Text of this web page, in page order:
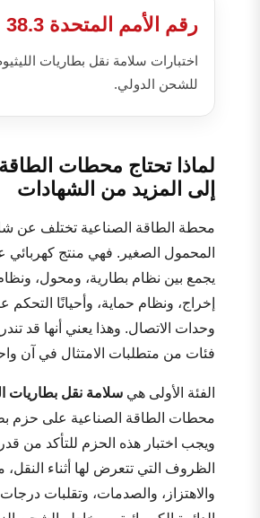
رقم الأمم المتحدة 38.3
اختبارات سلامة نقل بطاريات
للشحن الدولي.
لماذا تحتاج محطات
إلى المزيد من الشهادات
محطة الطاقة الصناعية تختلف عن
المحمول الصغير. فهي منتج كهربائي
يجمع بين نظام بطارية، ومحول،
إخراج، ونظام حماية، وأحيانًا التحكم
وحدات الاتصال. وهذا يعني أنها قد
فئات من متطلبات الامتثال في آن
الفئة الأولى هي سلامة نقل بطاريات
محطات الطاقة الصناعية على حزم
ويجب اختبار هذه الحزم للتأكد من
الظروف التي تتعرض لها أثناء النقل،
والاهتزاز، والصدمات، وتقلبات